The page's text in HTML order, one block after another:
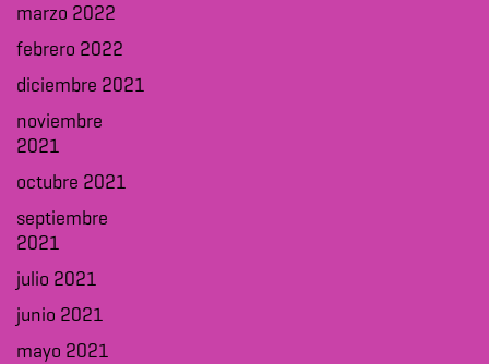
marzo 2022
febrero 2022
diciembre 2021
noviembre
2021
octubre 2021
septiembre
2021
julio 2021
junio 2021
mayo 2021